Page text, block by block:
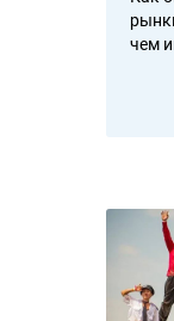
чем